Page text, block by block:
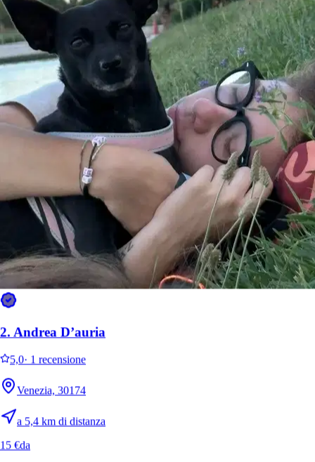
a 4,5 km di distanza
15 €da
Ottimo
2. Andrea D’auria
5,0· 1 recensione
Venezia, 30174
a 5,4 km di distanza
15 €da